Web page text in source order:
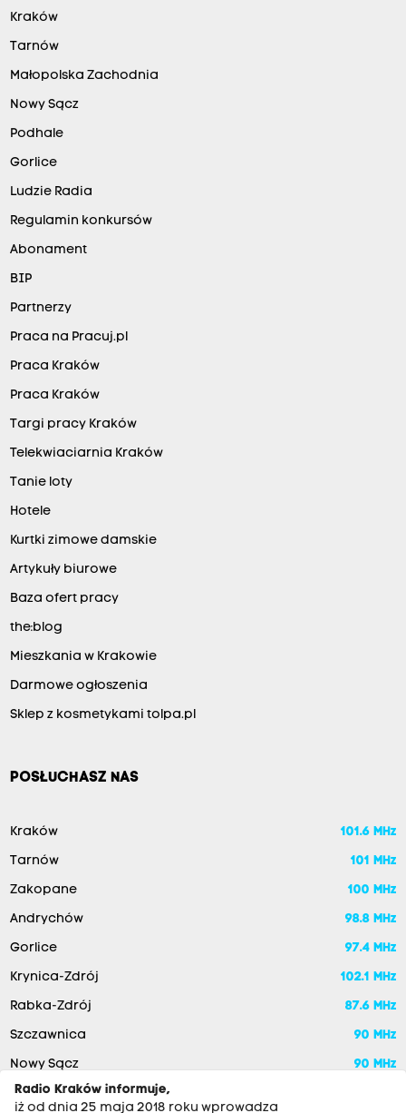
Kraków
Tarnów
Małopolska Zachodnia
Nowy Sącz
Podhale
Gorlice
Ludzie Radia
Regulamin konkursów
Abonament
BIP
Partnerzy
Praca na Pracuj.pl
Praca Kraków
Praca Kraków
Targi pracy Kraków
Telekwiaciarnia Kraków
Tanie loty
Hotele
Kurtki zimowe damskie
Artykuły biurowe
Baza ofert pracy
the:blog
Mieszkania w Krakowie
Darmowe ogłoszenia
Sklep z kosmetykami tolpa.pl
POSŁUCHASZ NAS
Kraków 101.6 MHz
Tarnów 101 MHz
Zakopane 100 MHz
Andrychów 98.8 MHz
Gorlice 97.4 MHz
Krynica-Zdrój 102.1 MHz
Rabka-Zdrój 87.6 MHz
Szczawnica 90 MHz
Nowy Sącz
90 MHz
Radio Kraków informuje,
iż od dnia 25 maja 2018 roku wprowadza